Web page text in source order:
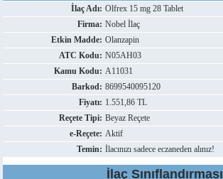
İlaç Adı: Olfrex 15 mg 28 Tablet
Firma: Nobel İlaç
Etkin Madde: Olanzapin
ATC Kodu: N05AH03
Kamu Kodu: A11031
Barkod: 8699540095120
Fiyatı: 1.551,86 TL
Reçete Tipi: Beyaz Reçete
e-Reçete: Aktif
Temin: İlacınızı sadece eczaneden alınız!
İlaç Sınıflandırması